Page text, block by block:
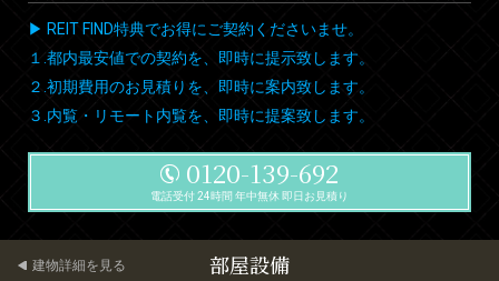
▶ REIT FIND特典でお得にご契約くださいませ。
１.都内最安値での契約を、即時に提示致します。
２.初期費用のお見積りを、即時に案内致します。
３.内覧・リモート内覧を、即時に提案致します。
0120-139-692
電話受付 24時間 年中無休 即日お見積り
部屋設備
建物詳細を見る